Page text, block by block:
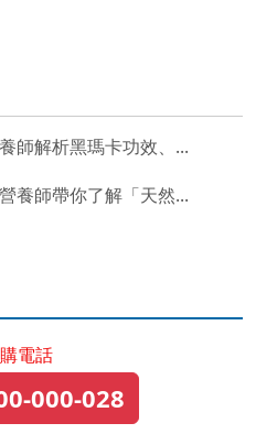
師解析黑瑪卡功效、...
養師帶你了解「天然...
電話
000-028